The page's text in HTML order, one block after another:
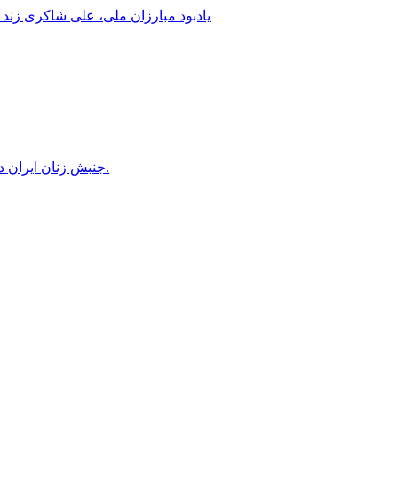
یادبود مبارزان ملی، علی شاکری
جنبش زنان ایران در دوران محمدرضاشاه، بخش سوم – سازمان زنان در کنترل مردان! پس از کودتای ۱۳۳۲ دولت کنترل سازمان زنان را بدست گرفت.